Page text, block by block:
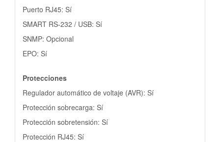
Puerto RJ45: Sí
SMART RS-232 / USB: Sí
SNMP: Opcional
EPO: Sí
Protecciones
Regulador automático de voltaje (AVR): Sí
Protección sobrecarga: Sí
Protección sobretensión: Sí
Protección RJ45: Sí